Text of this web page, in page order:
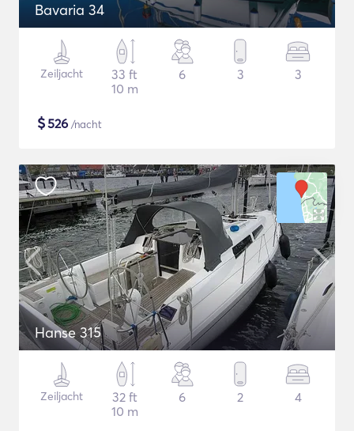
Bavaria 34
Zeiljacht
33 ft
10 m
6 3 3
$526 /nacht
Hanse 315
Zeiljacht
32 ft
10 m
6 2 4